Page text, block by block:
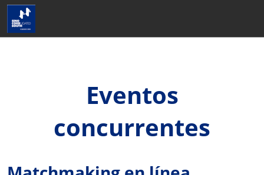
Saltar
al
contenido
Eventos
concurrentes